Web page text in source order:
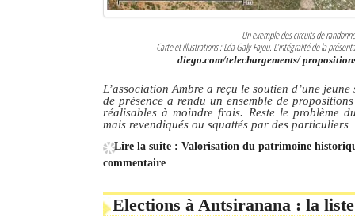
Un exemple des circuits de
Carte et illustrations : Léa Galy-Fajou. L’intégralité de la
diego.com/telechargements/
L’association Ambre a reçu le soutien d’une
de présence a rendu un ensemble de
réalisables à moindre frais. Reste le problème
mais revendiqués ou squattés par des particuliers
Lire la suite : Valorisation du patrimoine
commentaire
Elections à Antsiranana : la